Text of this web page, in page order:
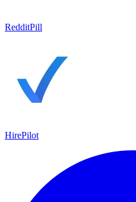
RedditPill
HirePilot